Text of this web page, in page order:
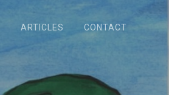
ARTICLES CONTACT